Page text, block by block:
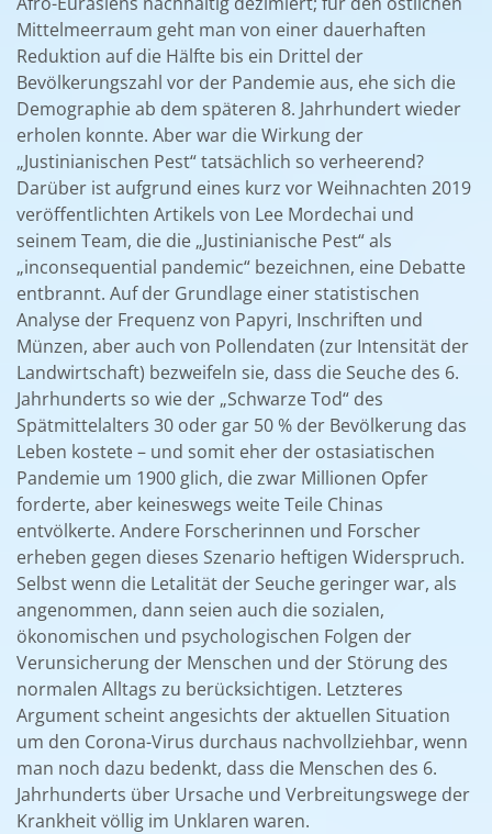
Mittelmeerraum geht man von einer dauerhaften
Reduktion auf die Hälfte bis ein Drittel der
Bevölkerungszahl vor der Pandemie aus, ehe sich die
Demographie ab dem späteren 8. Jahrhundert wieder
erholen konnte. Aber war die Wirkung der
„Justinianischen Pest“ tatsächlich so verheerend?
Darüber ist aufgrund eines kurz vor Weihnachten 2019
veröffentlichten Artikels von Lee Mordechai und
seinem Team, die die „Justinianische Pest“ als
„inconsequential pandemic“ bezeichnen, eine Debatte
entbrannt. Auf der Grundlage einer statistischen
Analyse der Frequenz von Papyri, Inschriften und
Münzen, aber auch von Pollendaten (zur Intensität der
Landwirtschaft) bezweifeln sie, dass die Seuche des 6.
Jahrhunderts so wie der „Schwarze Tod“ des
Spätmittelalters 30 oder gar 50 % der Bevölkerung das
Leben kostete – und somit eher der ostasiatischen
Pandemie um 1900 glich, die zwar Millionen Opfer
forderte, aber keineswegs weite Teile Chinas
entvölkerte. Andere Forscherinnen und Forscher
erheben gegen dieses Szenario heftigen Widerspruch.
Selbst wenn die Letalität der Seuche geringer war, als
angenommen, dann seien auch die sozialen,
ökonomischen und psychologischen Folgen der
Verunsicherung der Menschen und der Störung des
normalen Alltags zu berücksichtigen. Letzteres
Argument scheint angesichts der aktuellen Situation
um den Corona-Virus durchaus nachvollziehbar, wenn
man noch dazu bedenkt, dass die Menschen des 6.
Jahrhunderts über Ursache und Verbreitungswege der
Krankheit völlig im Unklaren waren.